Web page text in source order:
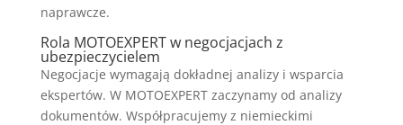
naprawcze.
Rola MOTOEXPERT w negocjacjach z
ubezpieczycielem
Negocjacje wymagają dokładnej analizy i wsparcia
ekspertów. W MOTOEXPERT zaczynamy od analizy
dokumentów. Współpracujemy z niemieckimi